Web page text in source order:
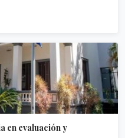
en evaluación y